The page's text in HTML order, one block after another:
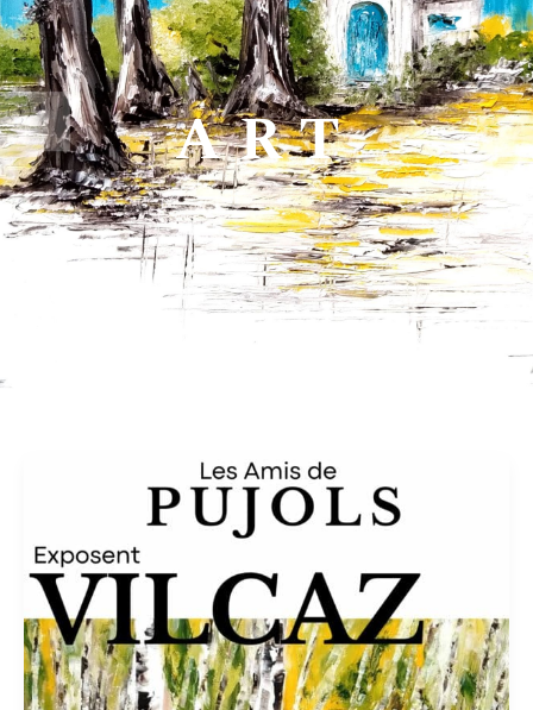
ART
de
Pujols
–
Oct
2026